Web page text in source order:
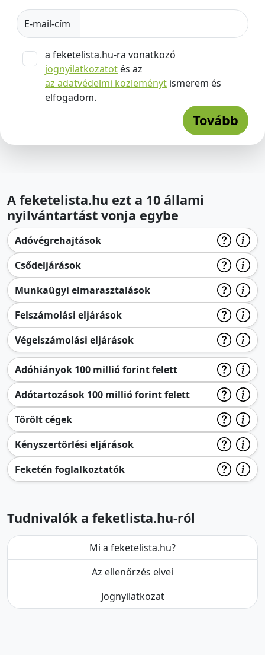
E-mail-cím
a feketelista.hu-ra vonatkozó
jognyilatkozatot és az
az adatvédelmi közleményt ismerem és
elfogadom.
Tovább
A feketelista.hu ezt a 10 állami
nyilvántartást vonja egybe
Adóvégrehajtások
Csődeljárások
Munkaügyi elmarasztalások
Felszámolási eljárások
Végelszámolási eljárások
Adóhiányok 100 millió forint felett
Adótartozások 100 millió forint felett
Törölt cégek
Kényszertörlési eljárások
Feketén foglalkoztatók
Tudnivalók a feketlista.hu-ról
Mi a feketelista.hu?
Az ellenőrzés elvei
Jognyilatkozat